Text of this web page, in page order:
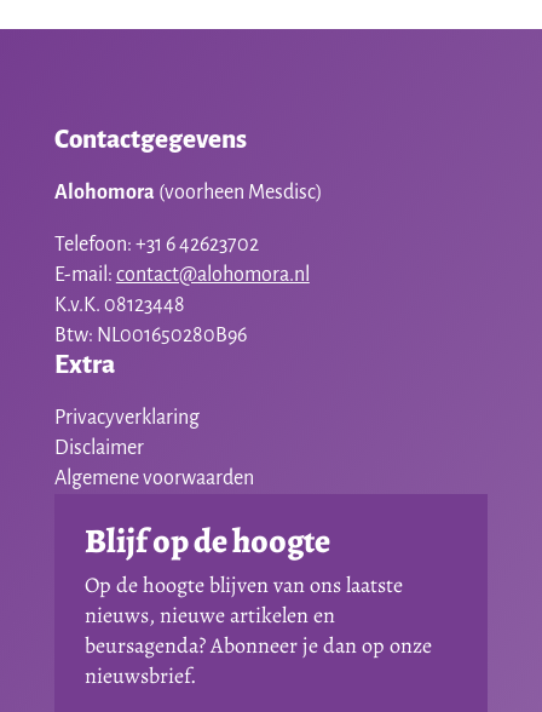
Contactgegevens
Alohomora (voorheen Mesdisc)
Telefoon: +31 6 42623702
E-mail: contact@alohomora.nl
K.v.K. 08123448
Btw: NL001650280B96
Extra
Privacyverklaring
Disclaimer
Algemene voorwaarden
Blijf op de hoogte
Op de hoogte blijven van ons laatste
nieuws, nieuwe artikelen en
beursagenda? Abonneer je dan op onze
nieuwsbrief.